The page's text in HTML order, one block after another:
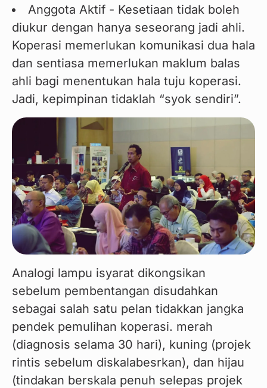
Anggota Aktif - Kesetiaan tidak boleh
diukur dengan hanya seseorang jadi ahli.
Koperasi memerlukan komunikasi dua hala
dan sentiasa memerlukan maklum balas
ahli bagi menentukan hala tuju koperasi.
Jadi, kepimpinan tidaklah “syok sendiri”.
Analogi lampu isyarat dikongsikan
sebelum pembentangan disudahkan
sebagai salah satu pelan tidakkan jangka
pendek pemulihan koperasi. merah
(diagnosis selama 30 hari), kuning (projek
rintis sebelum diskalabesrkan), dan hijau
(tindakan berskala penuh selepas projek